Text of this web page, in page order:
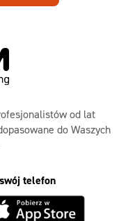
od lat
do Waszych
telefon